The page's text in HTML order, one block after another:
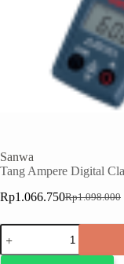
Sanwa
Tang Ampere Digital
Rp1.098.000
Rp1.066.750